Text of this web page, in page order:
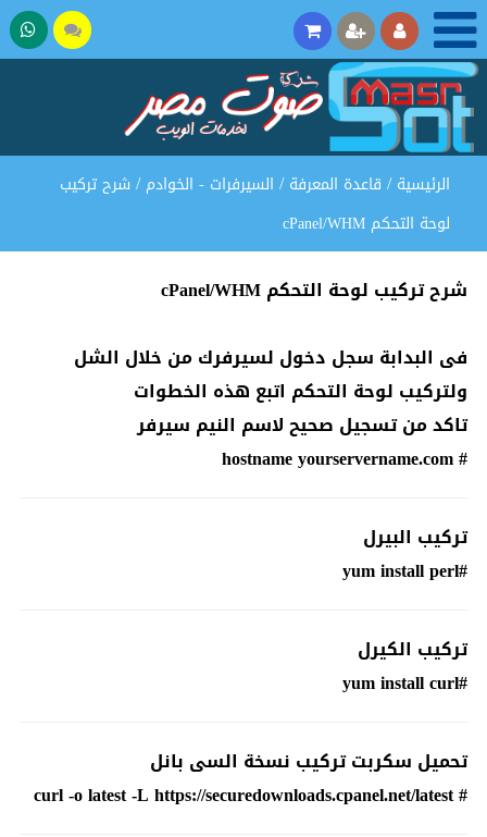
تحدث
الرئيسية/ قاعدة المعرفة/ السيرفرات - الخوادم/ شرح تركيب
لوحة التحكم cPanel/WHM
شرح تركيب لوحة التحكم cPanel/WHM
فى البدابة سجل دخول لسيرفرك من خلال الشل
ولتركيب لوحة التحكم اتبع هذه الخطوات
تاكد من تسجيل صحيح لاسم النيم سيرفر
# hostname yourservername.com
تركيب البيرل
#yum install perl
تركيب الكيرل
#yum install curl
تحميل سكربت تركيب نسخة السى بانل
# curl -o latest -L https://securedownloads.cpanel.net/latest